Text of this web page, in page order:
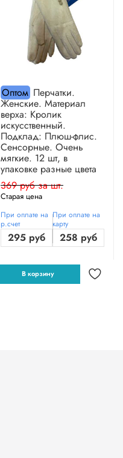
ОптомПерчатки.
Женские. Материал
верха: Кролик
искусственный.
Подклад: Плюш-флис.
Сенсорные. Очень
мягкие. 12 шт, в
упаковке разные цвета
369 руб за шт.
Старая цена
При оплате на
р.счет
295 руб
При оплате на
карту
258 руб
В корзину